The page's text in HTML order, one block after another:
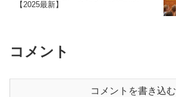
【2025最新】
コメント
コメントを書き込む